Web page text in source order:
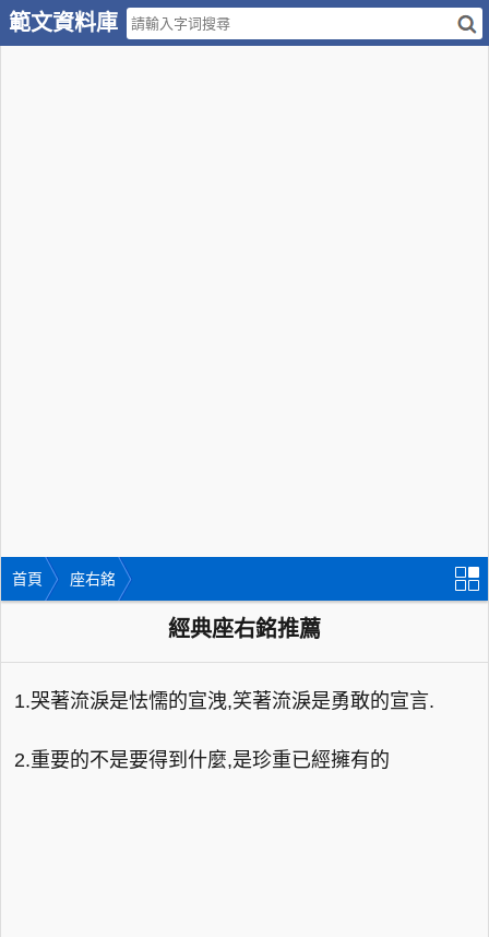
範文資料庫
首頁 座右銘
經典座右銘推薦
1.哭著流淚是怯懦的宣洩,笑著流淚是勇敢的宣言.
2.重要的不是要得到什麼,是珍重已經擁有的